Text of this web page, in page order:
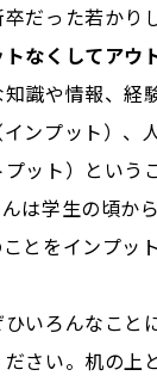
だった若かり
なくしてアウ
識や情報、経
ンプット）、
ット）という
は学生の頃か
とをインプッ
いろんなこと
さい。机の上